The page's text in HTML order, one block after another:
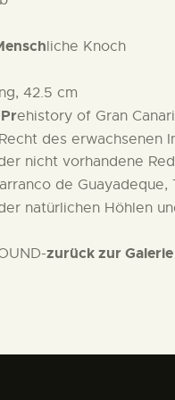
liche Knoch
42.5 cm
ehistory of Gran
des erwachsenen
nicht vorhandene
de Guayadeque,
natürlichen Höhlen
zurück zur Galerie